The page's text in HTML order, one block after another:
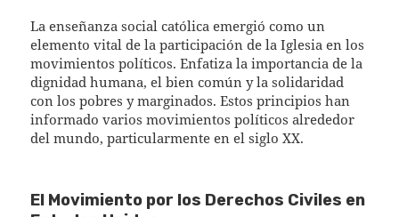
La enseñanza social católica emergió como un
elemento vital de la participación de la Iglesia en los
movimientos políticos. Enfatiza la importancia de la
dignidad humana, el bien común y la solidaridad
con los pobres y marginados. Estos principios han
informado varios movimientos políticos alrededor
del mundo, particularmente en el siglo XX.
El Movimiento por los Derechos Civiles en